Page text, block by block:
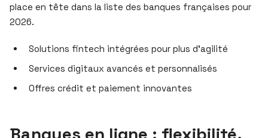
place en tête dans la liste des banques françaises pour
2026.
Solutions fintech intégrées pour plus d’agilité
Services digitaux avancés et personnalisés
Offres crédit et paiement innovantes
Banques en ligne : flexibilité,